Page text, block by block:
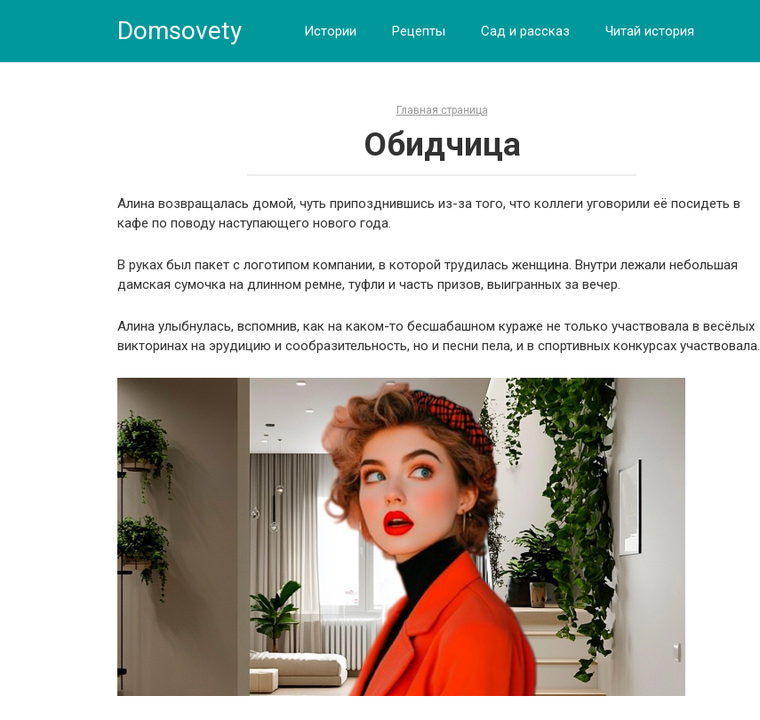
Domsovety Истории Рецепты Сад и рассказ Читай история
Главная страница
Обидчица
Алина возвращалась домой, чуть припозднившись из-за того, что коллеги уговорили её посидеть в
кафе по поводу наступающего нового года.
В руках был пакет с логотипом компании, в которой трудилась женщина. Внутри лежали небольшая
дамская сумочка на длинном ремне, туфли и часть призов, выигранных за вечер.
Алина улыбнулась, вспомнив, как на каком-то бесшабашном кураже не только участвовала в весёлых
викторинах на эрудицию и сообразительность, но и песни пела, и в спортивных конкурсах участвовала.